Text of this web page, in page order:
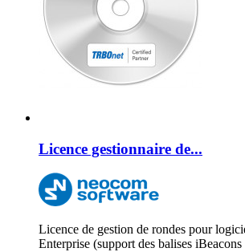
Licence gestionnaire de...
Licence de gestion de rondes pour
Enterprise (support des balises